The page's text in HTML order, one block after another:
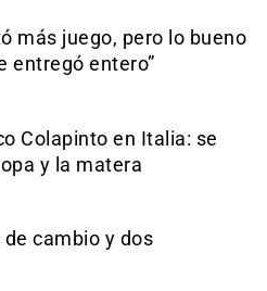
más juego, pero lo bueno
entregó entero”
Colapinto en Italia: se
y la matera
cambio y dos